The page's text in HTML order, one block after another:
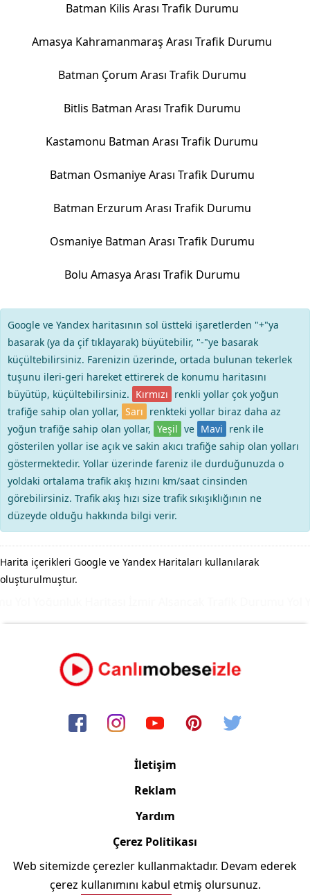
Batman Kilis Arası Trafik Durumu
Amasya Kahramanmaraş Arası Trafik Durumu
Batman Çorum Arası Trafik Durumu
Bitlis Batman Arası Trafik Durumu
Kastamonu Batman Arası Trafik Durumu
Batman Osmaniye Arası Trafik Durumu
Batman Erzurum Arası Trafik Durumu
Osmaniye Batman Arası Trafik Durumu
Bolu Amasya Arası Trafik Durumu
Google ve Yandex haritasının sol üstteki işaretlerden "+"ya
basarak (ya da çif tıklayarak) büyütebilir, "-"ye basarak
küçültebilirsiniz. Farenizin üzerinde, ortada bulunan tekerlek
tuşunu ileri-geri hareket ettirerek de konumu haritasını
büyütüp, küçültebilirsiniz. Kırmızı renkli yollar çok yoğun
trafiğe sahip olan yollar, Sarı renkteki yollar biraz daha az
yoğun trafiğe sahip olan yollar, Yeşil ve Mavi renk ile
gösterilen yollar ise açık ve sakin akıcı trafiğe sahip olan yolları
göstermektedir. Yollar üzerinde fareniz ile durduğunuzda o
yoldaki ortalama trafik akış hızını km/saat cinsinden
görebilirsiniz. Trafik akış hızı size trafik sıkışıklığının ne
düzeyde olduğu hakkında bilgi verir.
Harita içerikleri Google ve Yandex Haritaları kullanılarak
oluşturulmuştur.
İletişim
Reklam
Yardım
Çerez Politikası
Copyright © 2006/2024 Canlimobeseizle.com
Web sitemizde çerezler kullanmaktadır. Devam ederek
çerez kullanımını kabul etmiş olursunuz.